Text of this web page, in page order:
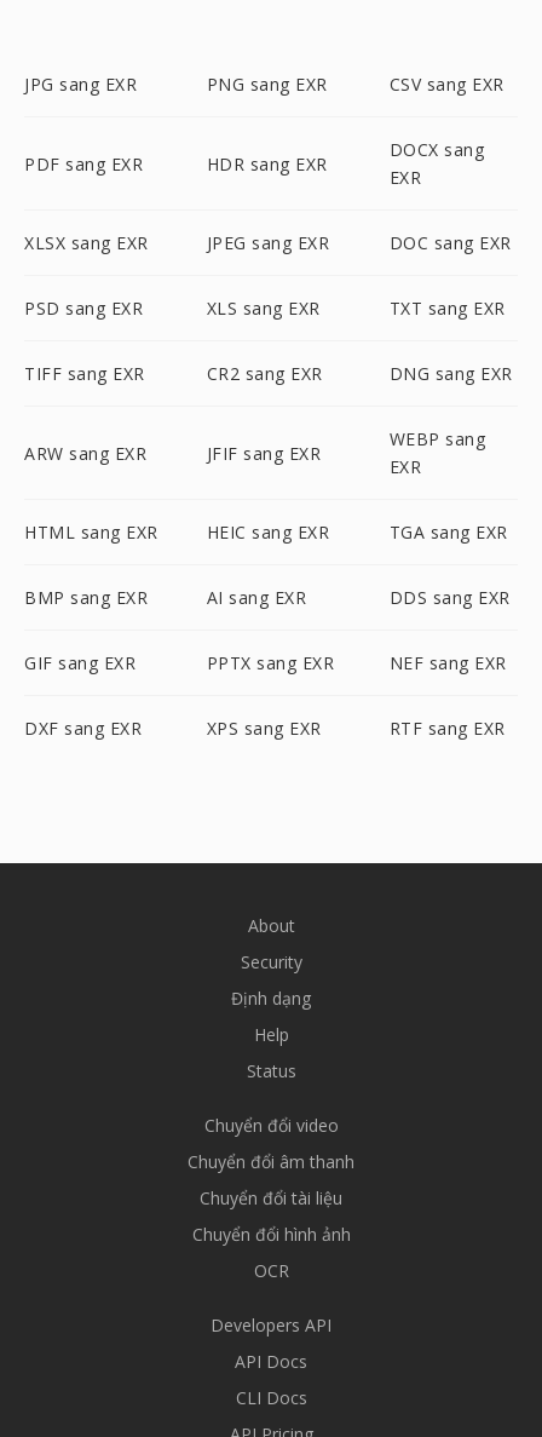
JPG sang EXR PNG sang EXR CSV sang EXR
PDF sang EXR HDR sang EXR
DOCX sang
EXR
XLSX sang EXR JPEG sang EXR DOC sang EXR
PSD sang EXR XLS sang EXR TXT sang EXR
TIFF sang EXR CR2 sang EXR DNG sang EXR
ARW sang EXR JFIF sang EXR
WEBP sang
EXR
HTML sang EXR HEIC sang EXR TGA sang EXR
BMP sang EXR AI sang EXR DDS sang EXR
GIF sang EXR PPTX sang EXR NEF sang EXR
DXF sang EXR XPS sang EXR RTF sang EXR
About
Security
Định dạng
Help
Status
Chuyển đổi video
Chuyển đổi âm thanh
Chuyển đổi tài liệu
Chuyển đổi hình ảnh
OCR
Developers API
API Docs
CLI Docs